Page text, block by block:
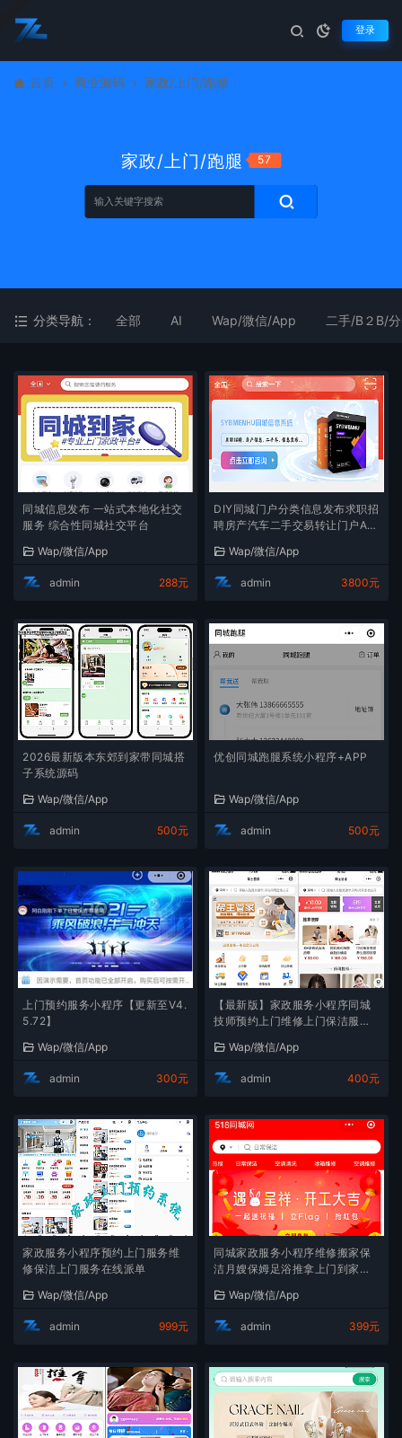
登录
首页 商业源码 家政/上门/跑腿
家政/上门/跑腿 57
分类导航： 全部 AI Wap/微信/App 二手/B２B/
同城信息发布 一站式本地化社交
服务 综合性同城社交平台
Wap/微信/App
admin 288元
DIY同城门户分类信息发布求职招
聘房产汽车二手交易转让门户AP
Wap/微信/App
admin 3800元
2026最新版本东郊到家带同城搭
子系统源码
Wap/微信/App
admin 500元
优创同城跑腿系统小程序+APP
Wap/微信/App
admin 500元
上门预约服务小程序【更新至V4.
5.72】
Wap/微信/App
admin 300元
【最新版】家政服务小程序同城
技师预约上门维修上门保洁服务
Wap/微信/App
admin 400元
家政服务小程序预约上门服务维
修保洁上门服务在线派单
Wap/微信/App
admin 999元
同城家政服务小程序维修搬家保
洁月嫂保姆足浴推拿上门到家预
Wap/微信/App
admin 399元